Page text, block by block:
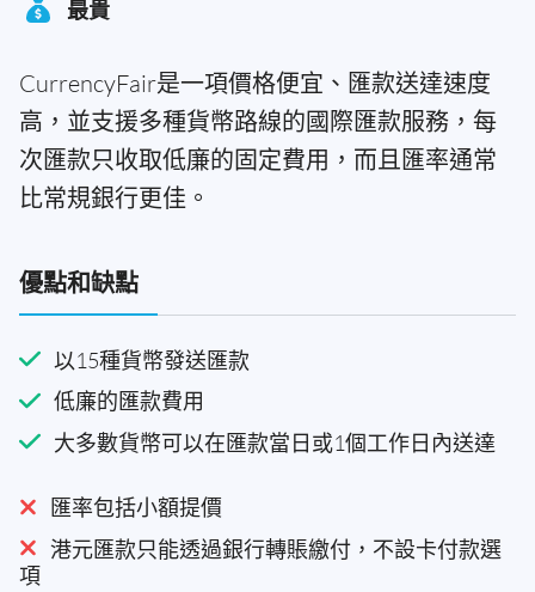
最貴
CurrencyFair是一項價格便宜、匯款送達速度
高，並支援多種貨幣路線的國際匯款服務，每
次匯款只收取低廉的固定費用，而且匯率通常
比常規銀行更佳。
優點和缺點
以15種貨幣發送匯款
低廉的匯款費用
大多數貨幣可以在匯款當日或1個工作日內送達
匯率包括小額提價
港元匯款只能透過銀行轉賬繳付，不設卡付款選
項